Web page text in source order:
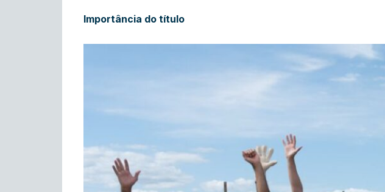
Importância do título